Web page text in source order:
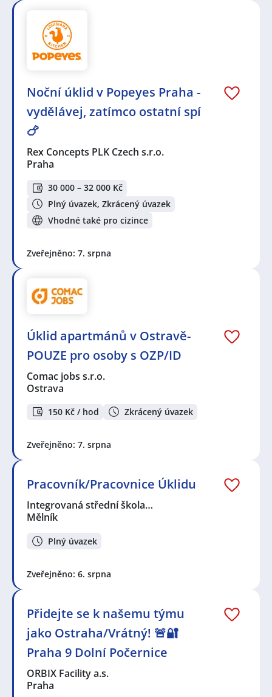
Noční úklid v Popeyes Praha -
vydělávej, zatímco ostatní spí
🍗
Rex Concepts PLK Czech s.r.o.
Praha
30 000 – 32 000 Kč
Plný úvazek, Zkrácený úvazek
Vhodné také pro cizince
Zveřejněno: 7. srpna
Úklid apartmánů v Ostravě-
POUZE pro osoby s OZP/ID
Comac jobs s.r.o.
Ostrava
150 Kč / hod Zkrácený úvazek
Zveřejněno: 7. srpna
Pracovník/Pracovnice Úklidu
Integrovaná střední škola…
Mělník
Plný úvazek
Zveřejněno: 6. srpna
Přidejte se k našemu týmu
jako Ostraha/Vrátný! 🚨🔐
Praha 9 Dolní Počernice
ORBIX Facility a.s.
Praha